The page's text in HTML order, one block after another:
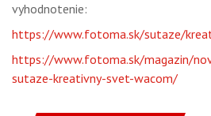
vyhodnotenie:
https://www.fotoma.sk/sutaze/
https://www.fotoma.sk/magazin/
sutaze-kreativny-svet-wacom/